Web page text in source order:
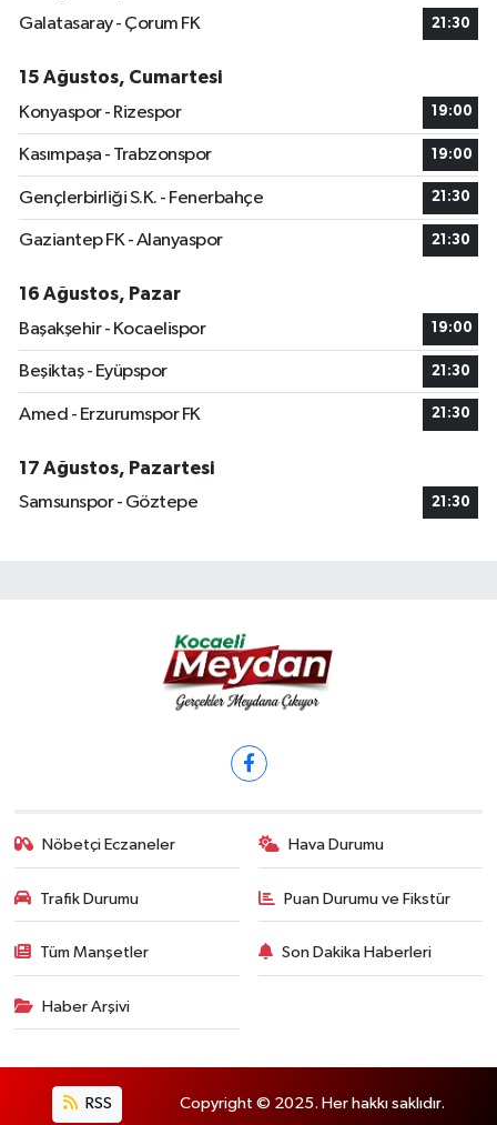
Galatasaray - Çorum FK
21:30
15 Ağustos, Cumartesi
Konyaspor - Rizespor
19:00
Kasımpaşa - Trabzonspor 19:00
Gençlerbirliği S.K. - Fenerbahçe 21:30
Gaziantep FK - Alanyaspor 21:30
16 Ağustos, Pazar
Başakşehir - Kocaelispor
19:00
Beşiktaş - Eyüpspor 21:30
Amed - Erzurumspor FK 21:30
17 Ağustos, Pazartesi
Samsunspor - Göztepe
21:30
Nöbetçi Eczaneler Hava Durumu
Trafik Durumu Puan Durumu ve Fikstür
Tüm Manşetler Son Dakika Haberleri
Haber Arşivi
RSS Copyright © 2025. Her hakkı saklıdır.